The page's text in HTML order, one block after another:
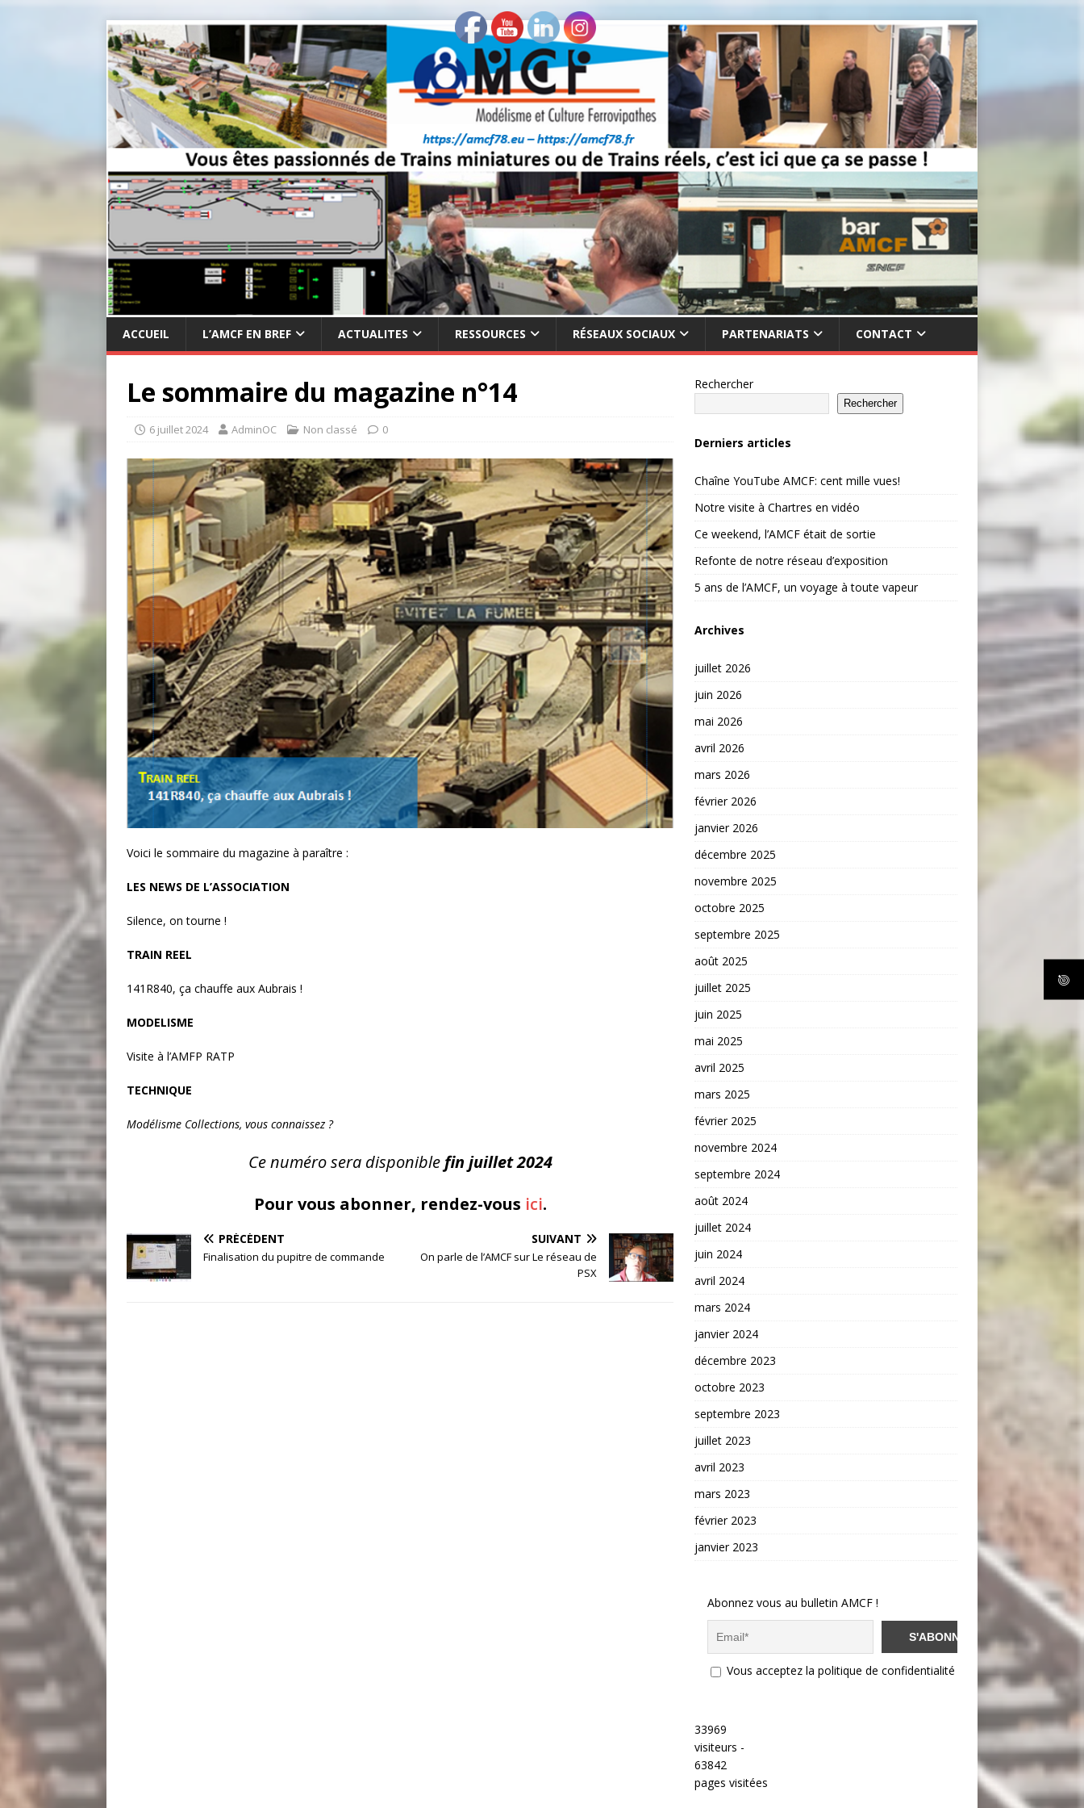
ACCUEIL L’AMCF EN BREF ACTUALITES RESSOURCES RÉSEAUX SOCIAUX PARTENARIATS CONTACT
Le sommaire du magazine n°14
6 juillet 2024 AdminOC Non classé 0
Voici le sommaire du magazine à paraître :
LES NEWS DE L’ASSOCIATION
Silence, on tourne !
TRAIN REEL
141R840, ça chauffe aux Aubrais !
MODELISME
Visite à l’AMFP RATP
TECHNIQUE
Modélisme Collections, vous connaissez ?
Ce numéro sera disponiblefin juillet 2024
Pour vous abonner, rendez-vous ici.
PRÉCÉDENT
Finalisation du pupitre de commande
SUIVANT
On parle de l’AMCF sur Le réseau de
PSX
Rechercher
Rechercher
Derniers articles
Chaîne YouTube AMCF: cent mille vues!
Notre visite à Chartres en vidéo
Ce weekend, l’AMCF était de sortie
Refonte de notre réseau d’exposition
5 ans de l’AMCF, un voyage à toute vapeur
Archives
juillet 2026
juin 2026
mai 2026
avril 2026
mars 2026
février 2026
janvier 2026
décembre 2025
novembre 2025
octobre 2025
septembre 2025
août 2025
juillet 2025
juin 2025
mai 2025
avril 2025
mars 2025
février 2025
novembre 2024
septembre 2024
août 2024
juillet 2024
juin 2024
avril 2024
mars 2024
janvier 2024
décembre 2023
octobre 2023
septembre 2023
juillet 2023
avril 2023
mars 2023
février 2023
janvier 2023
Abonnez vous au bulletin AMCF !
Vous acceptez la politique de confidentialité
33969
visiteurs -
63842
pages visitées